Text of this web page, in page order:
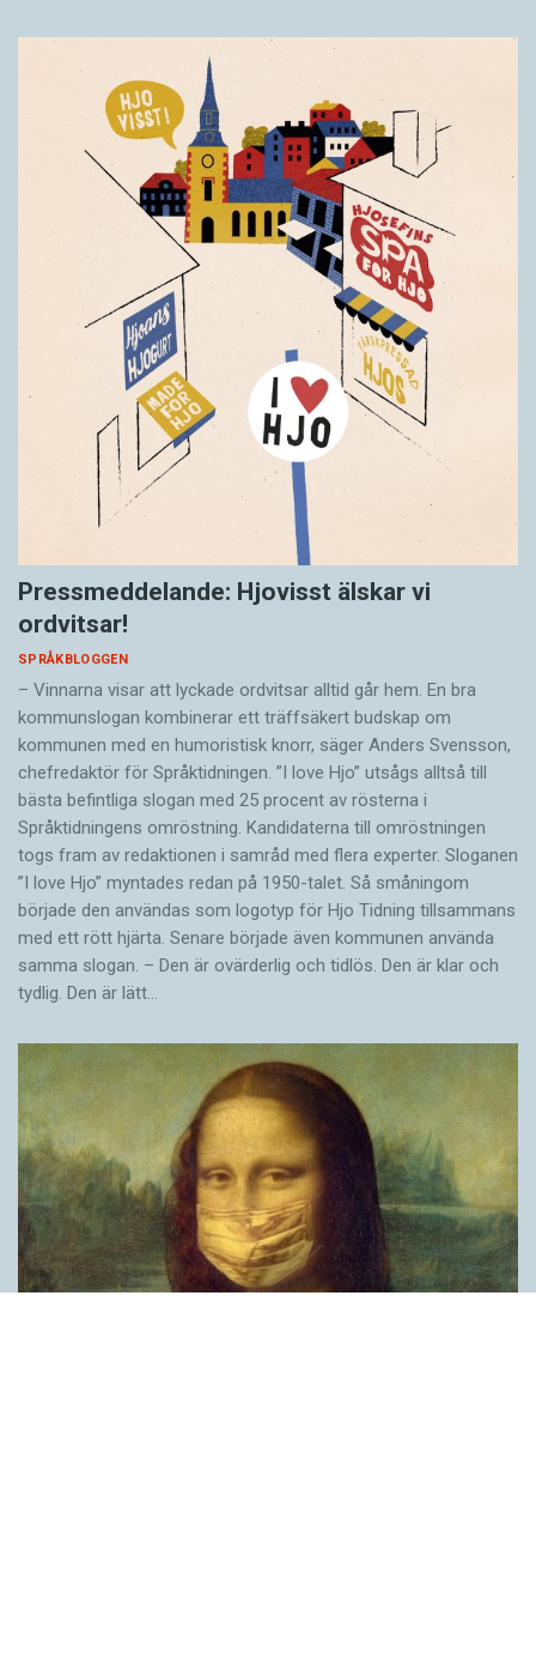
Pressmeddelande: Hjovisst älskar vi
ordvitsar!
SPRÅKBLOGGEN
– Vinnarna visar att lyckade ordvitsar alltid går hem. En bra
kommunslogan kombinerar ett träffsäkert budskap om
kommunen med en humoristisk knorr, säger Anders Svensson,
chefredaktör för Språktidningen. ”I love Hjo” utsågs alltså till
bästa befintliga slogan med 25 procent av rösterna i
Språktidningens omröstning. Kandidaterna till omröstningen
togs fram av redaktionen i samråd med flera experter. Sloganen
”I love Hjo” myntades redan på 1950-talet. Så småningom
började den användas som logotyp för Hjo Tidning tillsammans
med ett rött hjärta. Senare började även kommunen använda
samma slogan. – Den är ovärderlig och tidlös. Den är klar och
tydlig. Den är lätt…